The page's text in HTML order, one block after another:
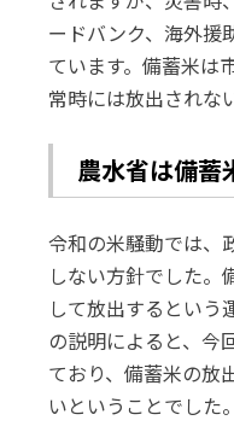
ードバンク、海外援
ています。備蓄米は
常時には放出されな
農水省は備蓄
令和の米騒動では、
しない方針でした。
して放出するという
の説明によると、今
ており、備蓄米の放
いということでした。